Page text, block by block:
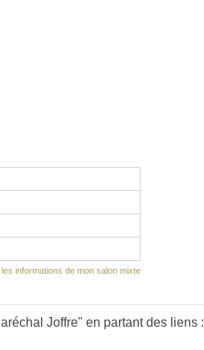
les informations de mon salon mixte
Joffre" en partant des liens :